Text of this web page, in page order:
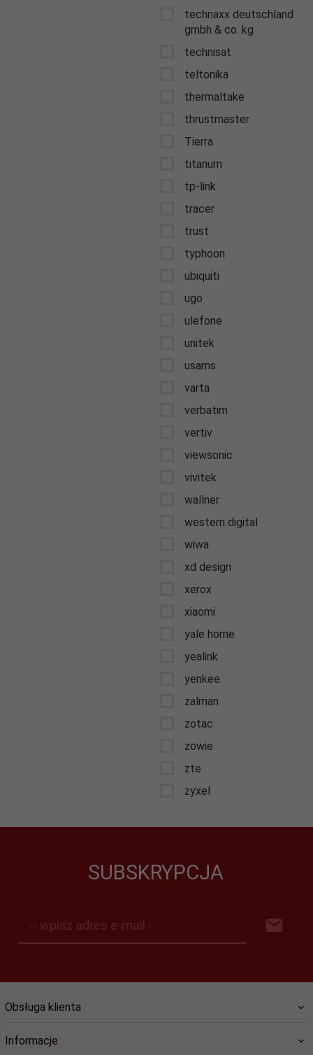
technaxx deutschland
gmbh & co. kg
technisat
teltonika
thermaltake
thrustmaster
Tierra
titanum
tp-link
tracer
trust
typhoon
ubiquiti
ugo
ulefone
unitek
usams
varta
verbatim
vertiv
viewsonic
vivitek
wallner
western digital
wiwa
xd design
xerox
xiaomi
yale home
yealink
yenkee
zalman
zotac
zowie
zte
zyxel
SUBSKRYPCJA
-- wpisz adres e-mail --
Obsługa klienta
Informacje